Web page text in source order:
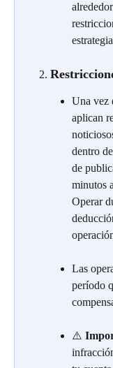
Una vez
aplican
dentro
de
minutos
Operar
Las
período
⚠️